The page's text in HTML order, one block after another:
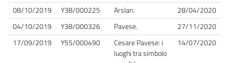
08/10/2019 Y38/000225 Arslan.
28/04/2020
04/10/2019
Y38/000326 Pavese.
27/11/2020
17/09/2019
Y55/000490
Cesare Pavese: i
luoghi tra simbolo
14/07/2020